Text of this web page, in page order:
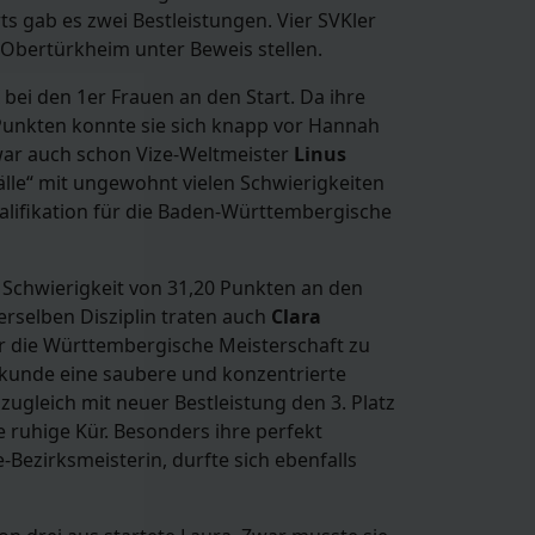
gab es zwei Bestleistungen. Vier SVKler
unter Beweis stellen.
den 1er Frauen an den Start. Da ihre
konnte sie sich knapp vor Hannah
auch schon Vize-Weltmeister Linus
mit ungewohnt vielen Schwierigkeiten
für die Baden-Württembergische
von 31,20 Punkten an den
Disziplin traten auch Clara
die Württembergische Meisterschaft zu
eine saubere und konzentrierte
mit neuer Bestleistung den 3. Platz
ruhige Kür. Besonders ihre perfekt
durfte sich ebenfalls